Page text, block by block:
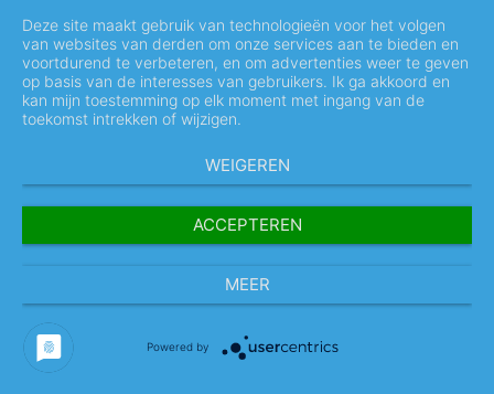
Deze site maakt gebruik van technologieën voor het volgen
van websites van derden om onze services aan te bieden en
voortdurend te verbeteren, en om advertenties weer te geven
op basis van de interesses van gebruikers. Ik ga akkoord en
kan mijn toestemming op elk moment met ingang van de
toekomst intrekken of wijzigen.
WEIGEREN
ACCEPTEREN
MEER
Powered by